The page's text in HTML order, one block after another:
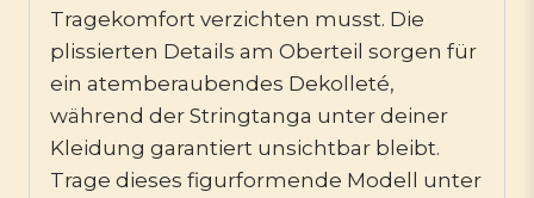
Tragekomfort verzichten musst. Die
plissierten Details am Oberteil sorgen für
ein atemberaubendes Dekolleté,
während der Stringtanga unter deiner
Kleidung garantiert unsichtbar bleibt.
Trage dieses figurformende Modell unter